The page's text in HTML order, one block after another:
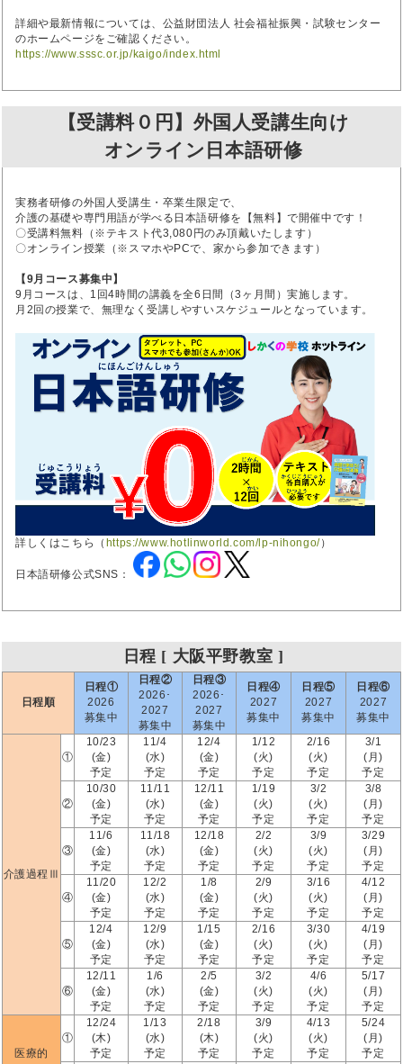
詳細や最新情報については、公益財団法人 社会福祉振興・試験センター
のホームページをご確認ください。
https://www.sssc.or.jp/kaigo/index.html
【受講料０円】外国人受講生向け
オンライン日本語研修
実務者研修の外国人受講生・卒業生限定で、
介護の基礎や専門用語が学べる日本語研修を【無料】で開催中です！
〇受講料無料（※テキスト代3,080円のみ頂戴いたします）
〇オンライン授業（※スマホやPCで、家から参加できます）
【9月コース募集中】
9月コースは、1回4時間の講義を全6日間（3ヶ月間）実施します。
月2回の授業で、無理なく受講しやすいスケジュールとなっています。
詳しくはこちら（ https://www.hotlinworld.com/lp-nihongo/）
日本語研修公式SNS：
日程 [ 大阪平野教室 ]
日程順
日程①
2026
募集中
日程②
2026･
2027
募集中
日程③
2026･
2027
募集中
日程④
2027
募集中
日程⑤
2027
募集中
日程⑥
2027
募集中
介護過程Ⅲ
①
10/23
(金)
予定
11/4
(水)
予定
12/4
(金)
予定
1/12
(火)
予定
2/16
(火)
予定
3/1
(月)
予定
②
10/30
(金)
予定
11/11
(水)
予定
12/11
(金)
予定
1/19
(火)
予定
3/2
(火)
予定
3/8
(月)
予定
③
11/6
(金)
予定
11/18
(水)
予定
12/18
(金)
予定
2/2
(火)
予定
3/9
(火)
予定
3/29
(月)
予定
④
11/20
(金)
予定
12/2
(水)
予定
1/8
(金)
予定
2/9
(火)
予定
3/16
(火)
予定
4/12
(月)
予定
⑤
12/4
(金)
予定
12/9
(水)
予定
1/15
(金)
予定
2/16
(火)
予定
3/30
(火)
予定
4/19
(月)
予定
⑥
12/11
(金)
予定
1/6
(水)
予定
2/5
(金)
予定
3/2
(火)
予定
4/6
(火)
予定
5/17
(月)
予定
医療的
①
12/24
(木)
予定
1/13
(水)
予定
2/18
(木)
予定
3/9
(火)
予定
4/13
(火)
予定
5/24
(月)
予定